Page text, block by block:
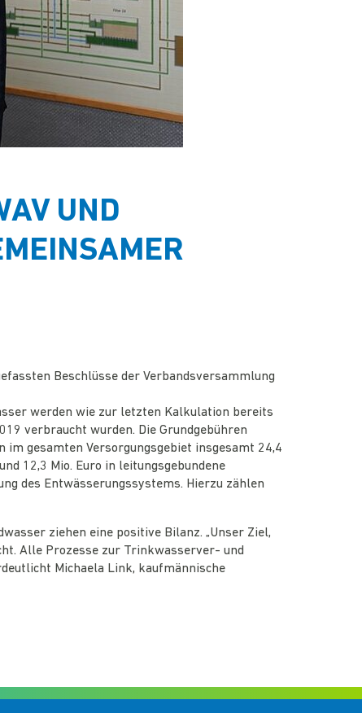
UND
Beschlüsse der Verbandsversammlung
werden wie zur letzten Kalkulation bereits
verbraucht wurden. Die Grundgebühren
gesamten Versorgungsgebiet insgesamt 24,4
12,3 Mio. Euro in leitungsgebundene
des Entwässerungssystems. Hierzu zählen
ziehen eine positive Bilanz. „Unser Ziel,
Alle Prozesse zur Trinkwasserver- und
Michaela Link, kaufmännische